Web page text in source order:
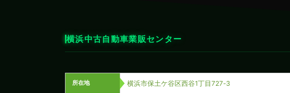
横浜中古自動車業販センター
所在地 横浜市保土ケ谷区西谷1丁目727-3